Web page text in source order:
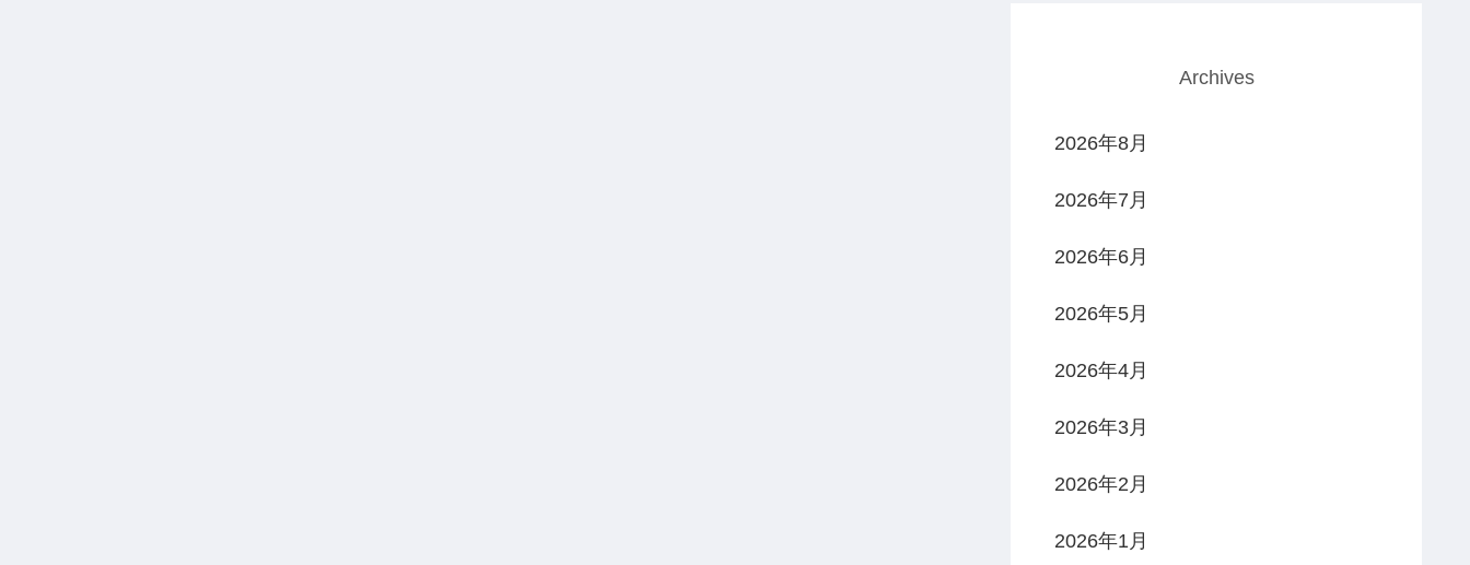
Archives
2026年8月
2026年7月
2026年6月
2026年5月
2026年4月
2026年3月
2026年2月
2026年1月